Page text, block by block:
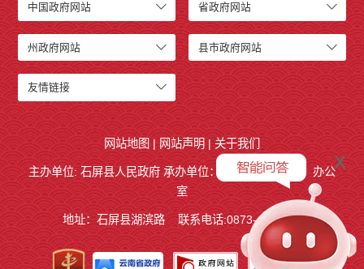
中国政府网站 省政府网站
州政府网站 县市政府网站
友情链接
网站地图 | 网站声明 | 关于我们
主办单位: 石屏县人民政府 承办单位： 石屏县人民政府
办公
室
地址：石屏县湖滨路 联系电话:0873-4858140
x